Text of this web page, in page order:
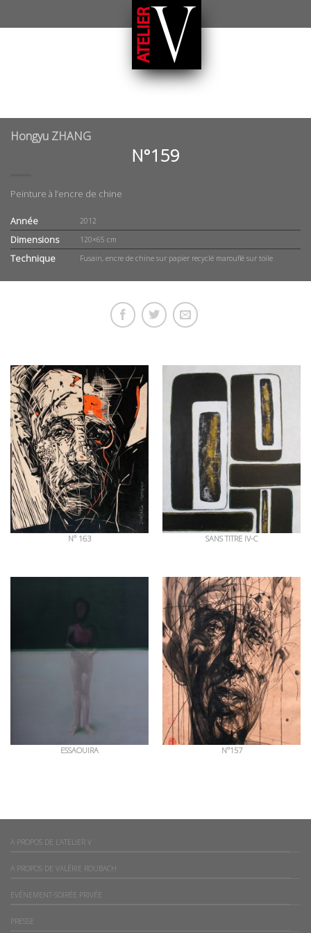
Hongyu ZHANG
N°159
Peinture à l’encre de chine
Année 2012
Dimensions 120×65 cm
Technique Fusain, encre de chine sur papier recyclé marouflé sur toile
N° 163 SANS TITRE IV-C
ESSAOUIRA N°157
A PROPOS DE L’ATELIER V
A PROPOS DE VALÉRIE ROUBACH
EVÈNEMENT-SOIRÉE PRIVÉE
PRESSE